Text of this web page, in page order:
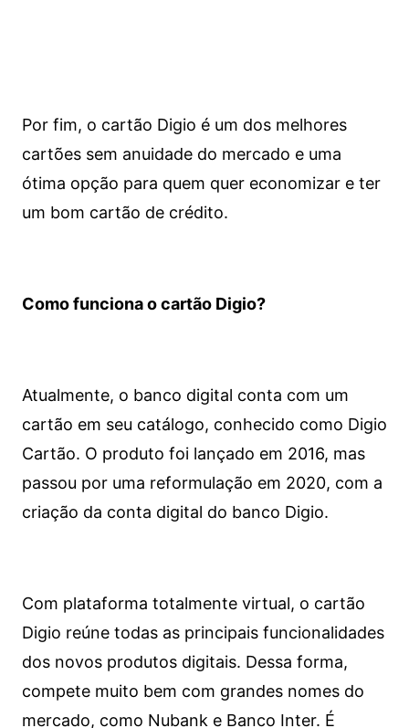
Por fim, o cartão Digio é um dos melhores
cartões sem anuidade do mercado e uma
ótima opção para quem quer economizar e ter
um bom cartão de crédito.
Como funciona o cartão Digio?
Atualmente, o banco digital conta com um
cartão em seu catálogo, conhecido como Digio
Cartão. O produto foi lançado em 2016, mas
passou por uma reformulação em 2020, com a
criação da conta digital do banco Digio.
Com plataforma totalmente virtual, o cartão
Digio reúne todas as principais funcionalidades
dos novos produtos digitais. Dessa forma,
compete muito bem com grandes nomes do
mercado, como Nubank e Banco Inter. É